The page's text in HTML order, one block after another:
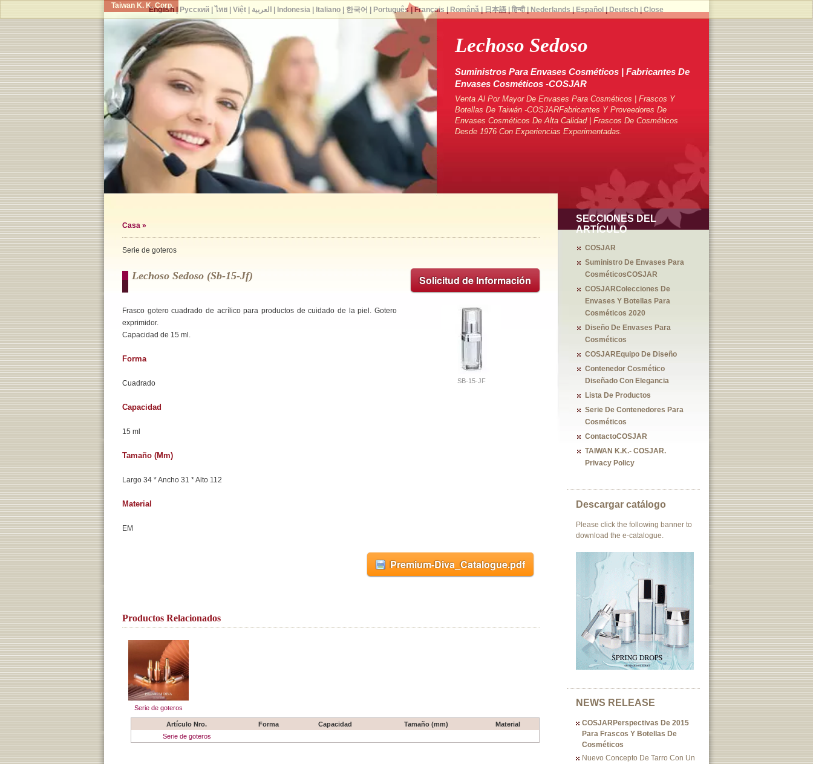
Taiwan K. K. Corp.
Lechoso Sedoso
Suministros Para Envases Cosméticos | Fabricantes De
Envases Cosméticos -COSJAR
Venta Al Por Mayor De Envases Para Cosméticos | Frascos Y
Botellas De Taiwán -COSJARFabricantes Y Proveedores De
Envases Cosméticos De Alta Calidad | Frascos De Cosméticos
Desde 1976 Con Experiencias Experimentadas.
Casa »
Serie de goteros
Solicitud de Información
Lechoso Sedoso (sb-15-Jf)
SB-15-JF
Frasco gotero cuadrado de acrílico para productos de cuidado de la piel. Gotero
exprimidor.
Capacidad de 15 ml.
Forma
Cuadrado
Capacidad
15 ml
Tamaño (mm)
Largo 34 * Ancho 31 * Alto 112
Material
EM
Premium-Diva_Catalogue.pdf
Productos Relacionados
Serie de goteros
Artículo Nro. Forma Capacidad Tamaño (mm)
Material
Serie de goteros
SECCIONES DEL
ARTÍCULO
COSJAR
Suministro De Envases Para
CosméticosCOSJAR
COSJARColecciones De
Envases Y Botellas Para
Cosméticos 2020
Diseño De Envases Para
Cosméticos
COSJAREquipo De Diseño
Contenedor Cosmético
Diseñado Con Elegancia
Lista De Productos
Serie De Contenedores Para
Cosméticos
ContactoCOSJAR
TAIWAN K.K.- COSJAR.
Privacy Policy
Descargar catálogo
Please click the following banner to
download the e-catalogue.
NEWS RELEASE
COSJARPerspectivas De 2015
Para Frascos Y Botellas De
Cosméticos
Nuevo Concepto De Tarro Con Un
English| Русский| ไทย| Việt| العربية Indonesia| Italiano| 한국어 Português Français Română| 日本語| हिन्दी| Nederlands Español Deutsch| Close